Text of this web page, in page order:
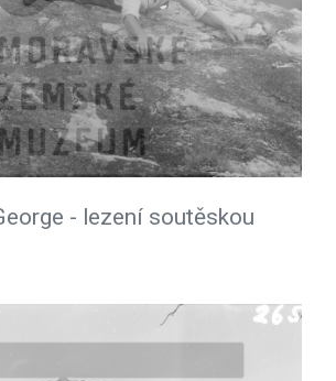
- lezení soutěskou